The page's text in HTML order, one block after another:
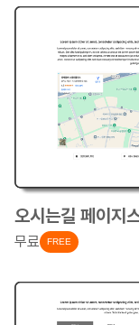
오시는길 페이지
무료 FREE